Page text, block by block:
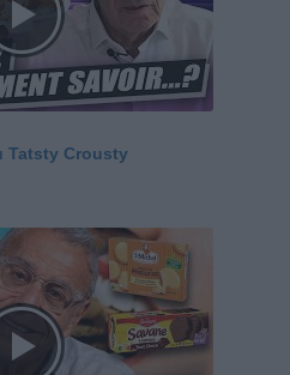
Tatsty Crousty